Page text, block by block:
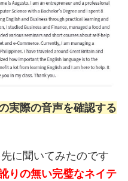
実際の音声を確認する
に聞いてみたのです
りの無い完璧なネイテ